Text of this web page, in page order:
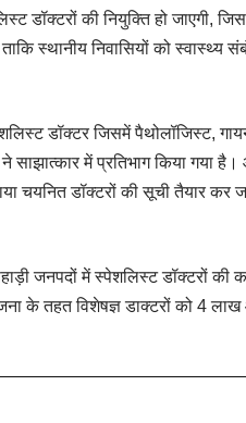
डॉक्टरों की नियुक्ति हो जाएगी,
स्थानीय निवासियों को स्वास्थ्य
डॉक्टर जिसमें पैथोलॉजिस्ट,
साझात्कार में प्रतिभाग किया गया
चयनित डॉक्टरों की सूची तैयार
जनपदों में स्पेशलिस्ट डॉक्टरों की
के तहत विशेषज्ञ डाक्टरों को 4